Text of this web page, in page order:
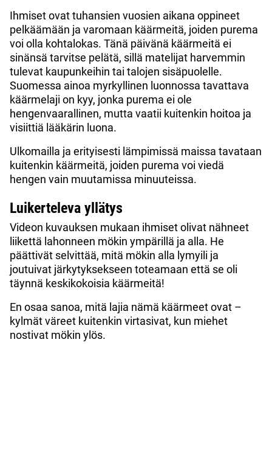
Ihmiset ovat tuhansien vuosien aikana oppineet
pelkäämään ja varomaan käärmeitä, joiden purema
voi olla kohtalokas. Tänä päivänä käärmeitä ei
sinänsä tarvitse pelätä, sillä matelijat harvemmin
tulevat kaupunkeihin tai talojen sisäpuolelle.
Suomessa ainoa myrkyllinen luonnossa tavattava
käärmelaji on kyy, jonka purema ei ole
hengenvaarallinen, mutta vaatii kuitenkin hoitoa ja
visiittiä lääkärin luona.
Ulkomailla ja erityisesti lämpimissä maissa tavataan
kuitenkin käärmeitä, joiden purema voi viedä
hengen vain muutamissa minuuteissa.
Luikerteleva yllätys
Videon kuvauksen mukaan ihmiset olivat nähneet
liikettä lahonneen mökin ympärillä ja alla. He
päättivät selvittää, mitä mökin alla lymyili ja
joutuivat järkytyksekseen toteamaan että se oli
täynnä keskikokoisia käärmeitä!
En osaa sanoa, mitä lajia nämä käärmeet ovat –
kylmät väreet kuitenkin virtasivat, kun miehet
nostivat mökin ylös.